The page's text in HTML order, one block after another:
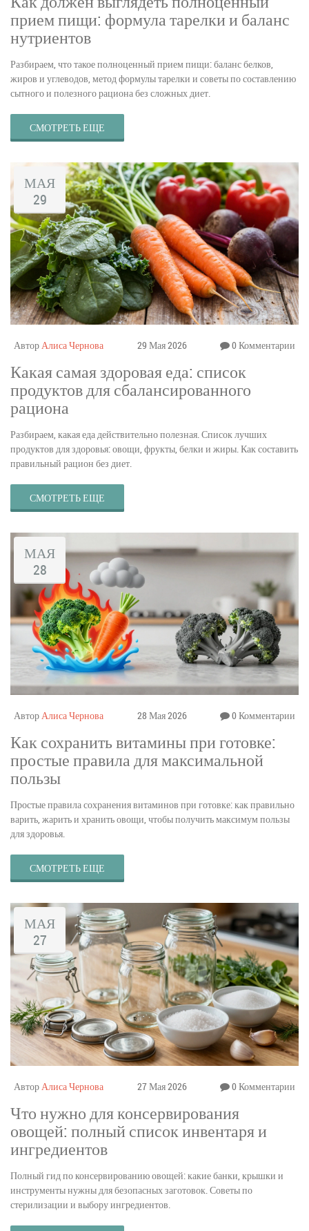
прием пищи: формула тарелки и баланс
нутриентов
Разбираем, что такое полноценный прием пищи: баланс белков,
жиров и углеводов, метод формулы тарелки и советы по составлению
сытного и полезного рациона без сложных диет.
СМОТРЕТЬ ЕЩЕ
МАЯ
29
АвторАлиса Чернова 29 Мая 2026 0 Комментарии
Какая самая здоровая еда: список
продуктов для сбалансированного
рациона
Разбираем, какая еда действительно полезная. Список лучших
продуктов для здоровья: овощи, фрукты, белки и жиры. Как составить
правильный рацион без диет.
СМОТРЕТЬ ЕЩЕ
МАЯ
28
АвторАлиса Чернова 28 Мая 2026 0 Комментарии
Как сохранить витамины при готовке:
простые правила для максимальной
пользы
Простые правила сохранения витаминов при готовке: как правильно
варить, жарить и хранить овощи, чтобы получить максимум пользы
для здоровья.
СМОТРЕТЬ ЕЩЕ
МАЯ
27
Автор Алиса Чернова 27 Мая 2026 0 Комментарии
Что нужно для консервирования
овощей: полный список инвентаря и
ингредиентов
Полный гид по консервированию овощей: какие банки, крышки и
инструменты нужны для безопасных заготовок. Советы по
стерилизации и выбору ингредиентов.